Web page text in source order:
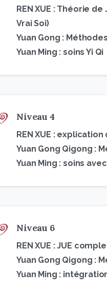
REN XUE : Théorie
Vrai Soi)
Yuan Gong :
Yuan Ming : soins Yi Qi
Niveau 4
REN XUE :
Yuan Gong Qigong :
Yuan Ming : soins
Niveau 6
REN XUE : JUE
Yuan Gong Qigong :
Yuan Ming :